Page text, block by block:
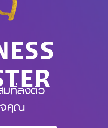
ที่ลงตัว
คุณ